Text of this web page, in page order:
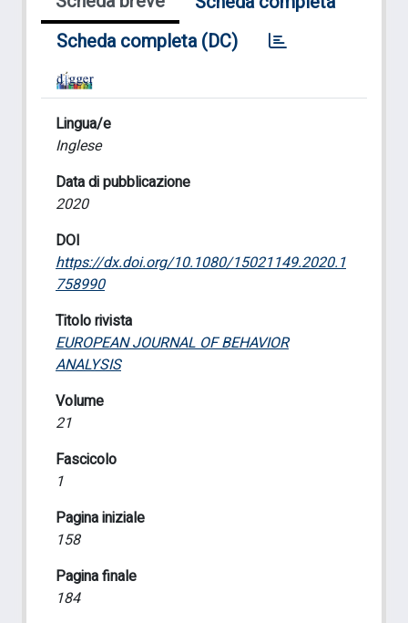
Scheda completa (DC)
Lingua/e
Inglese
Data di pubblicazione
2020
DOI
https://dx.doi.org/10.1080/15021149.2020.1
758990
Titolo rivista
EUROPEAN JOURNAL OF BEHAVIOR
ANALYSIS
Volume
21
Fascicolo
1
Pagina iniziale
158
Pagina finale
184